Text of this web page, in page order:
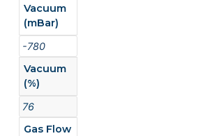
Vacuum
(mBar)
-780
Vacuum
(%)
76
Gas Flow